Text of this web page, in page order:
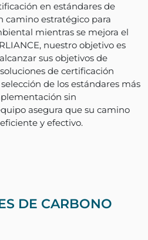
en estándares de
camino estratégico para
mientras se mejora el
nuestro objetivo es
sus objetivos de
de certificación
de los estándares más
sin
asegura que su camino
y efectivo.
DE CARBONO